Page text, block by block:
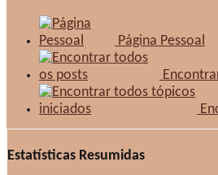
Página Pessoal
Estatísticas Resumidas